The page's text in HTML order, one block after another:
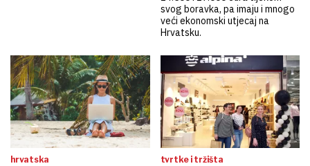
svog boravka, pa imaju i mnogo
veći ekonomski utjecaj na
Hrvatsku.
hrvatska tvrtke i tržišta